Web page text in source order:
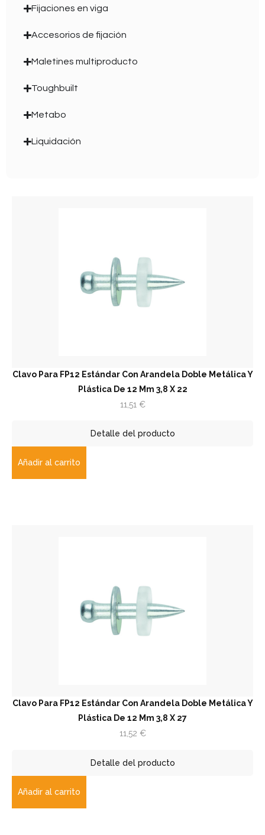
Fijaciones en viga
Accesorios de fijación
Maletines multiproducto
Toughbuilt
Metabo
Liquidación
Clavo Para FP12 Estándar Con Arandela Doble Metálica Y
Plástica De 12 Mm 3,8 X 22
11,51 €
Detalle del producto
Añadir al carrito
Clavo Para FP12 Estándar Con Arandela Doble Metálica Y
Plástica De 12 Mm 3,8 X 27
11,52 €
Detalle del producto
Añadir al carrito